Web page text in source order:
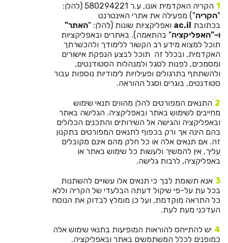
He
English
عربيه בואו נדבר
הקריה האקדמית אונו, ע.ר 580294221 (להלן:
"הקריה") מפעילה את אתרי האינטרנט
בכתובת ac.il ואפליקציות שונות (להלן: "האתר"
ו–"האפליקציה" בהתאמה). באתרים ובאפליקציות
תוכל למצוא מידע רב הקשור ללימודך ולהכשרתך
האקדמית, ובכלל זה תוכל לבצע הנפקת אישורים
ומסמכים, לפנות לסגל ולמנהלות הסטודנטים,
ולהשתתף בתרגולים ופעילויות לימודיות נוספות עבור
סטודנטים, בוגרים וסגל ההוראה.
התנאים המפורטים להלן מהווים תנאי שימוש
מחייבים לשימוש באתר ובאפליקציה. הגלישה באתר
ובאפליקציה והגישה אל השירותים והתכנים הכלולים
בהם הינה אך ורק בכפוף לתנאים המפורטים בתקנון
זה. אם תנאים אלה או כל חלק מהם אינם מקובלים
עליך, אין להמשיך ולעשות כל שימוש באתר או
באפליקציה, לרבות גלישה.
אנא תשומת לבך כי תנאים אלו עשויים להשתנות
בכל עת על-פי שיקול דעתה הבלעדי של הקריה וללא
כל התראה מוקדמת, ועל כן מומלץ לבדוק את הנוסח
העדכני מעת לעת.
יש להתייחס להוראות המופיעות בתנאי שימוש אלה
כמופנים לכלל המשתמשים באתר ובאפליקציה.